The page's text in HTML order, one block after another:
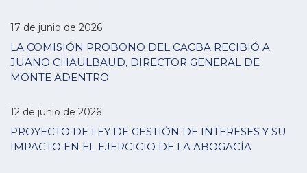
17 de junio de 2026
LA COMISIÓN PROBONO DEL CACBA RECIBIÓ A
JUANO CHAULBAUD, DIRECTOR GENERAL DE
MONTE ADENTRO
12 de junio de 2026
PROYECTO DE LEY DE GESTIÓN DE INTERESES Y SU
IMPACTO EN EL EJERCICIO DE LA ABOGACÍA